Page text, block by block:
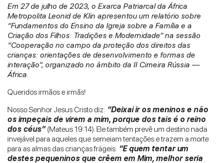
Em 27 de julho de 2023, o Exarca Patriarcal da África
Metropolita Leonid de Klin apresentou um relatório sobre
“Fundamentos do Ensino da Igreja sobre a Família e a
Criação dos Filhos: Tradições e Modernidade” na sessão
“Cooperação no campo da proteção dos direitos das
crianças: orientações de desenvolvimento e formas de
interação”, organizado no âmbito da II Cimeira Rússia —
África.
Queridos irmãos e irmãs!
Nosso Senhor Jesus Cristo diz: “Deixai ir os meninos e não
os impeçais de virem a mim, porque dos tais é o reino
dos céus”(Mateus 19:14). Ele também prevê um destino nada
invejável para aqueles que semeiam tentações e trazem a morte
para as almas das crianças frágeis: “E quem tentar um
destes pequeninos que crêem em Mim, melhor seria